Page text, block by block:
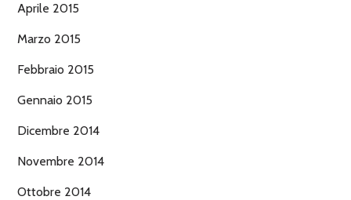
Aprile 2015
Marzo 2015
Febbraio 2015
Gennaio 2015
Dicembre 2014
Novembre 2014
Ottobre 2014